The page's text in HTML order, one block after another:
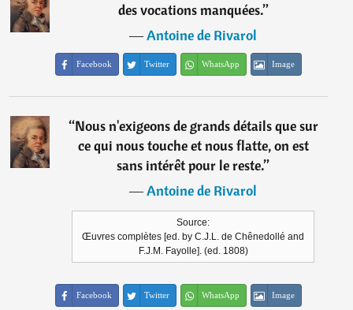
des vocations manquées.”
―Antoine de Rivarol
Facebook Twitter WhatsApp Image
“Nous n'exigeons de grands détails que sur
ce qui nous touche et nous flatte, on est
sans intérêt pour le reste.”
―Antoine de Rivarol
Source:
Œuvres complètes [ed. by C.J.L. de Chênedollé and
F.J.M. Fayolle]. (ed. 1808)
Facebook Twitter WhatsApp Image